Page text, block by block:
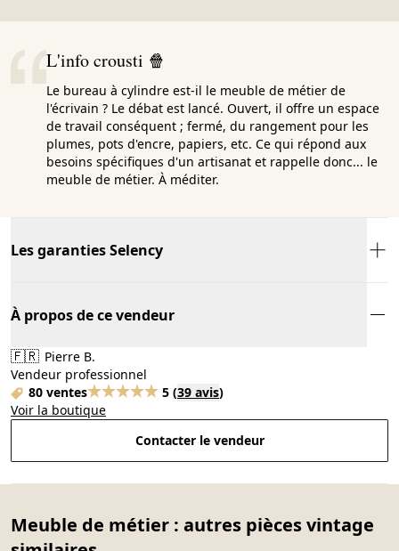
L'info crousti 🍿
Le bureau à cylindre est-il le meuble de métier de
l'écrivain ? Le débat est lancé. Ouvert, il offre un espace
de travail conséquent ; fermé, du rangement pour les
plumes, pots d'encre, papiers, etc. Ce qui répond aux
besoins spécifiques d'un artisanat et rappelle donc... le
meuble de métier. À méditer.
Les garanties Selency
À propos de ce vendeur
🇫🇷 Pierre B.
Vendeur professionnel
80 ventes
5 (39 avis)
Voir la boutique
Contacter le vendeur
Meuble de métier : autres pièces vintage